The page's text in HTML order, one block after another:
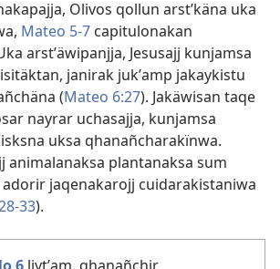
Olivos qollun arstʼkäna uka
Mateo 5-7 capitulonakan
arstʼäwipanjja, Jesusajj kunjamsa
janirak jukʼamp jakaykistu
(Mateo 6:27). Jakäwisan taqe
nayrar uchasajja, kunjamsa
uksa qhanañcharakïnwa.
animalanaksa plantanaksa sum
jaqenakarojj cuidarakistaniwa
33).